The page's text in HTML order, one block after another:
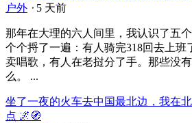
户外 ⋅ 5 天前
那年在大理的六人间里，我认识了五
个个捋了一遍：有人骑完318回去上班
卖唱歌，有人在老挝分了手。那些没
么。 ...
坐了一夜的火车去中国最北边，我在
点 🌌🧭